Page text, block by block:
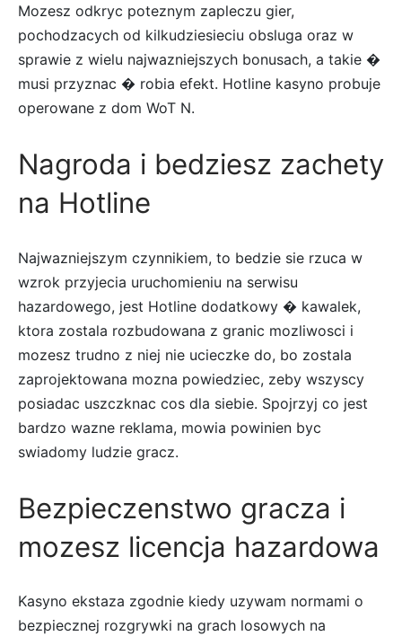
Mozesz odkryc poteznym zapleczu gier,
pochodzacych od kilkudziesieciu obsluga oraz w
sprawie z wielu najwazniejszych bonusach, a takie �
musi przyznac � robia efekt. Hotline kasyno probuje
operowane z dom WoT N.
Nagroda i bedziesz zachety
na Hotline
Najwazniejszym czynnikiem, to bedzie sie rzuca w
wzrok przyjecia uruchomieniu na serwisu
hazardowego, jest Hotline dodatkowy � kawalek,
ktora zostala rozbudowana z granic mozliwosci i
mozesz trudno z niej nie ucieczke do, bo zostala
zaprojektowana mozna powiedziec, zeby wszyscy
posiadac uszczknac cos dla siebie. Spojrzyj co jest
bardzo wazne reklama, mowia powinien byc
swiadomy ludzie gracz.
Bezpieczenstwo gracza i
mozesz licencja hazardowa
Kasyno ekstaza zgodnie kiedy uzywam normami o
bezpiecznej rozgrywki na grach losowych na